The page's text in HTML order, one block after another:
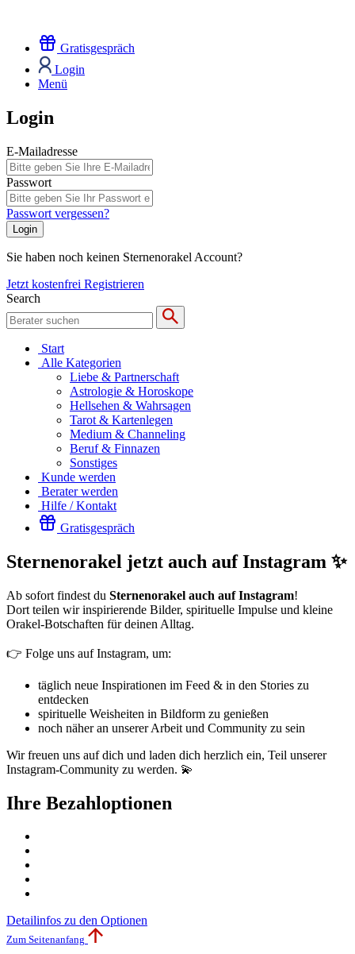
Gratisgespräch
Login
Menü
Login
E-Mailadresse
Passwort
Passwort vergessen?
Login
Sie haben noch keinen Sternenorakel Account?
Jetzt kostenfrei Registrieren
Search
Start
Alle Kategorien
Liebe & Partnerschaft
Astrologie & Horoskope
Hellsehen & Wahrsagen
Tarot & Kartenlegen
Medium & Channeling
Beruf & Finnazen
Sonstiges
Kunde werden
Berater werden
Hilfe / Kontakt
Gratisgespräch
Sternenorakel jetzt auch auf Instagram ✨
Ab sofort findest du Sternenorakel auch auf Instagram!
Dort teilen wir inspirierende Bilder, spirituelle Impulse und kleine
Orakel-Botschaften für deinen Alltag.
👉 Folge uns auf Instagram, um:
täglich neue Inspirationen im Feed & in den Stories zu
entdecken
spirituelle Weisheiten in Bildform zu genießen
noch näher an unserer Arbeit und Community zu sein
Wir freuen uns auf dich und laden dich herzlich ein, Teil unserer
Instagram-Community zu werden. 💫
Ihre Bezahloptionen
Detailinfos zu den Optionen
Zum Seitenanfang